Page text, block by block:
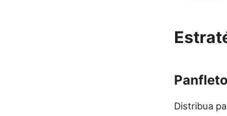
Distribua